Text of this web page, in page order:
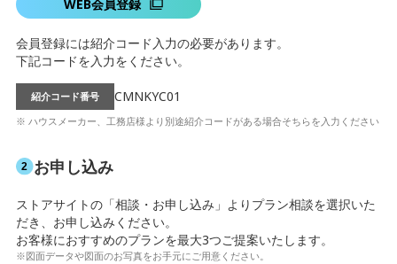
WEB会員登録
会員登録には紹介コード⼊⼒の必要があります。
下記コードを⼊⼒をください。
紹介コード番号 CMNKYC01
※ ハウスメーカー、⼯務店様より別途紹介コードがある場合そちらを⼊⼒ください
お申し込み
ストアサイトの「相談・お申し込み」よりプラン相談を選択いた
だき、お申し込みください。
お客様におすすめのプランを最大3つご提案いたします。
※図⾯データや図面のお写真をお⼿元にご⽤意ください。